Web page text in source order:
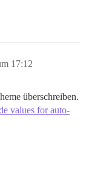
17:12
überschreiben.
values for auto-